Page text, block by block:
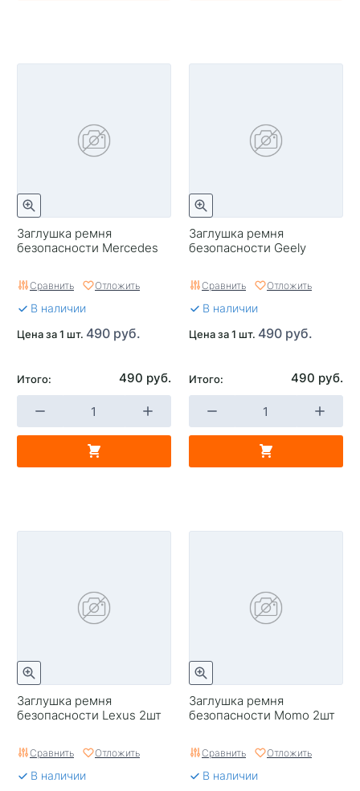
Заглушка ремня
безопасности Mercedes
Сравнить Отложить
В наличии
Цена за 1 шт. 490 руб.
Итого: 490 руб.
Заглушка ремня
безопасности Geely
Сравнить Отложить
В наличии
Цена за 1 шт. 490 руб.
Итого: 490 руб.
Заглушка ремня
безопасности Lexus 2шт
Сравнить Отложить
В наличии
Заглушка ремня
безопасности Momo 2шт
Сравнить Отложить
В наличии